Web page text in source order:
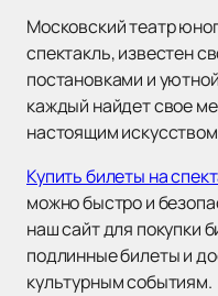
Московский театр
спектакль, известен
постановками и
каждый найдет свое
настоящим
Купить билеты на
можно быстро и
наш сайт для покупки
подлинные билеты и
культурным событиям.